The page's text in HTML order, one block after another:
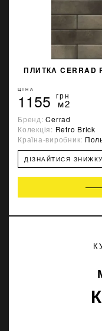
ПЛИТКА CERRAD
ЦІНА
1155 грн
м2
Бренд:Cerrad
Колекція: Retro Brick
Країна-виробник:
ДІЗНАЙТИСЯ ЗНИЖКУ